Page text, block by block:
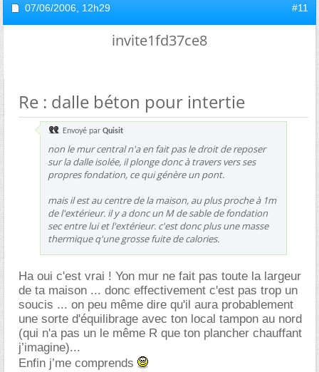
07/06/2006, 12h29 #11
invite1fd37ce8
Re : dalle béton pour intertie
Envoyé par Quisit
non le mur central n'a en fait pas le droit de reposer
sur la dalle isolée, il plonge donc à travers vers ses
propres fondation, ce qui génère un pont.
mais il est au centre de la maison, au plus proche à 1m
de l'extérieur. il y a donc un M de sable de fondation
sec entre lui et l'extérieur. c'est donc plus une masse
thermique q'une grosse fuite de calories.
Ha oui c'est vrai ! Yon mur ne fait pas toute la largeur
de ta maison ... donc effectivement c'est pas trop un
soucis ... on peu même dire qu'il aura probablement
une sorte d'équilibrage avec ton local tampon au nord
(qui n'a pas un le même R que ton plancher chauffant
j’imagine)...
Enfin j’me comprends